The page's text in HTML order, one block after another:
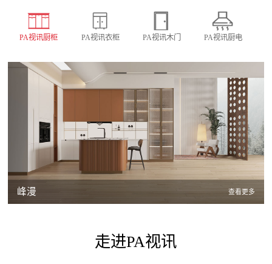
PA视讯厨柜 PA视讯衣柜 PA视讯木门 PA视讯厨电
峰漫 查看更多
走进PA视讯